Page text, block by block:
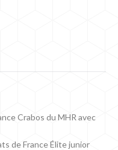
Crabos du MHR avec
de France Élite junior